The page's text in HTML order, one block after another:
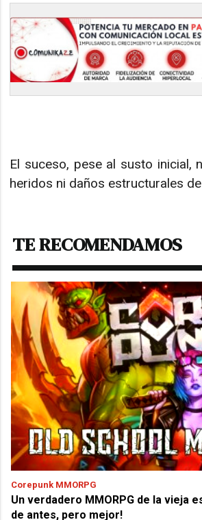
El suceso, pese al susto inicial,
heridos ni daños estructurales
TE RECOMENDAMOS
Corepunk MMORPG
Un verdadero MMORPG de la vieja
de antes, pero mejor!